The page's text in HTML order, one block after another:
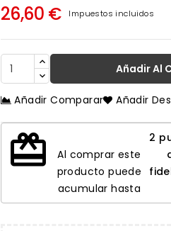
26,60 € Impuestos incluidos
Añadir Al
Añadir Comparar Añadir
redeem
Al comprar este
producto puede
acumular hasta
2